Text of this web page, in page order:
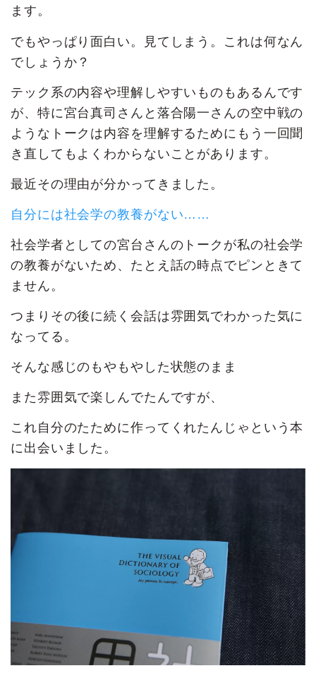
ます。
でもやっぱり面白い。見てしまう。これは何なん
でしょうか？
テック系の内容や理解しやすいものもあるんです
が、特に宮台真司さんと落合陽一さんの空中戦の
ようなトークは内容を理解するためにもう一回聞
き直してもよくわからないことがあります。
最近その理由が分かってきました。
自分には社会学の教養がない……
社会学者としての宮台さんのトークが私の社会学
の教養がないため、たとえ話の時点でピンときて
ません。
つまりその後に続く会話は雰囲気でわかった気に
なってる。
そんな感じのもやもやした状態のまま
また雰囲気で楽しんでたんですが、
これ自分のたために作ってくれたんじゃという本
に出会いました。